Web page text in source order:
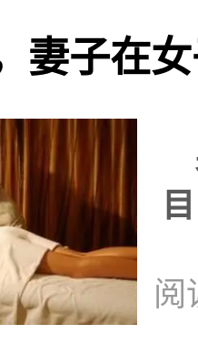
妻子在
阅